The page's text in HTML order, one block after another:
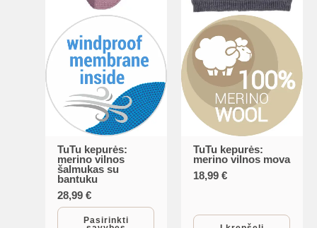
TuTu kepurės:
merino vilnos
šalmukas su
bantuku
28,99€
Pasirinkti
This
product
has
multiple
TuTu kepurės:
merino vilnos mova
18,99€